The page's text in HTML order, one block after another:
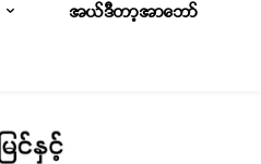
အယ်ဒီတာ့အာဘော်